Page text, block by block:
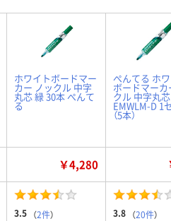
ホワイトボードマー
カー ノックル 中字
丸芯 緑 30本 ぺんて
る
ぺんてる ホ
ボードマー
クル 中字丸
EMWLM-D 1
（5本）
￥4,280
3.5 （2件） 3.8 （20件）